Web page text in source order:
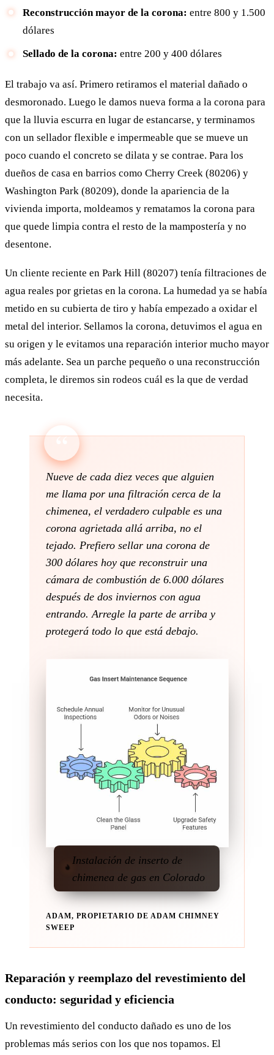
Reconstrucción mayor de la corona: entre 800 y 1.500
dólares
Sellado de la corona: entre 200 y 400 dólares
El trabajo va así. Primero retiramos el material dañado o
desmoronado. Luego le damos nueva forma a la corona para
que la lluvia escurra en lugar de estancarse, y terminamos
con un sellador flexible e impermeable que se mueve un
poco cuando el concreto se dilata y se contrae. Para los
dueños de casa en barrios como Cherry Creek (80206) y
Washington Park (80209), donde la apariencia de la
vivienda importa, moldeamos y rematamos la corona para
que quede limpia contra el resto de la mampostería y no
desentone.
Un cliente reciente en Park Hill (80207) tenía filtraciones de
agua reales por grietas en la corona. La humedad ya se había
metido en su cubierta de tiro y había empezado a oxidar el
metal del interior. Sellamos la corona, detuvimos el agua en
su origen y le evitamos una reparación interior mucho mayor
más adelante. Sea un parche pequeño o una reconstrucción
completa, le diremos sin rodeos cuál es la que de verdad
necesita.
Nueve de cada diez veces que alguien
me llama por una filtración cerca de la
chimenea, el verdadero culpable es una
corona agrietada allá arriba, no el
tejado. Prefiero sellar una corona de
300 dólares hoy que reconstruir una
cámara de combustión de 6.000 dólares
después de dos inviernos con agua
entrando. Arregle la parte de arriba y
protegerá todo lo que está debajo.
Instalación de inserto de
chimenea de gas en Colorado
ADAM, PROPIETARIO DE ADAM CHIMNEY
SWEEP
Reparación y reemplazo del revestimiento del
conducto: seguridad y eficiencia
Un revestimiento del conducto dañado es uno de los
problemas más serios con los que nos topamos. El